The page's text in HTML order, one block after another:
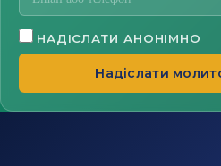
НАДІСЛАТИ АНОНІМНО
Надіслати